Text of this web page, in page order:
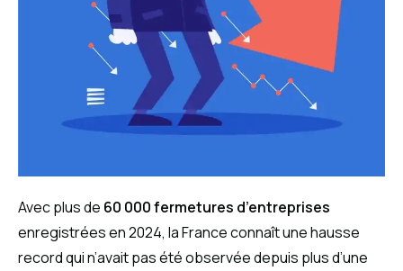
Avec plus de 60 000 fermetures d’entreprises
enregistrées en 2024, la France connaît une hausse
record qui n’avait pas été observée depuis plus d’une